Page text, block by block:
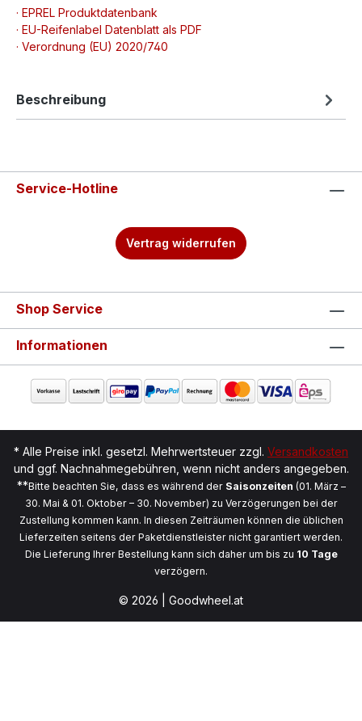
· EPREL Produktdatenbank
· EU-Reifenlabel Datenblatt als PDF
· Verordnung (EU) 2020/740
Beschreibung
Service-Hotline
Vertrag widerrufen
Shop Service
Informationen
* Alle Preise inkl. gesetzl. Mehrwertsteuer zzgl. Versandkosten
und ggf. Nachnahmegebühren, wenn nicht anders angegeben.
**Bitte beachten Sie, dass es während der Saisonzeiten (01. März –
30. Mai & 01. Oktober – 30. November) zu Verzögerungen bei der
Zustellung kommen kann. In diesen Zeiträumen können die üblichen
Lieferzeiten seitens der Paketdienstleister nicht garantiert werden.
Die Lieferung Ihrer Bestellung kann sich daher um bis zu 10 Tage
verzögern.
© 2026 | Goodwheel.at